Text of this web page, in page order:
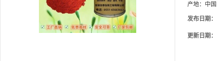
产地： 中国
发布日期：
更新日期：